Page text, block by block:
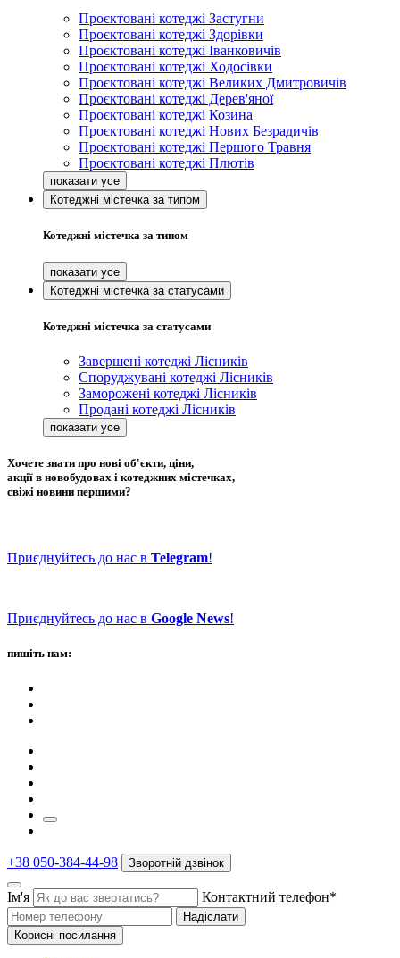
Проєктовані котеджі Застугни
Проєктовані котеджі Здорівки
Проєктовані котеджі Іванковичів
Проєктовані котеджі Ходосівки
Проєктовані котеджі Великих Дмитровичів
Проєктовані котеджі Дерев'яної
Проєктовані котеджі Козина
Проєктовані котеджі Нових Безрадичів
Проєктовані котеджі Першого Травня
Проєктовані котеджі Плютів
Котеджні містечка за типом
Котеджні містечка за типом
Котеджні містечка за статусами
Котеджні містечка за статусами
Завершені котеджі Лісників
Споруджувані котеджі Лісників
Заморожені котеджі Лісників
Продані котеджі Лісників
Хочете знати про нові об'єкти, ціни,
акції в новобудовах і котеджних містечках,
свіжі новини першими?
Приєднуйтесь до нас в Telegram!
Приєднуйтесь до нас в Google News!
пишіть нам:
+38 050-384-44-98 Зворотній дзвінок
Ім'я Контактний телефон*
Надіслати
Корисні посилання